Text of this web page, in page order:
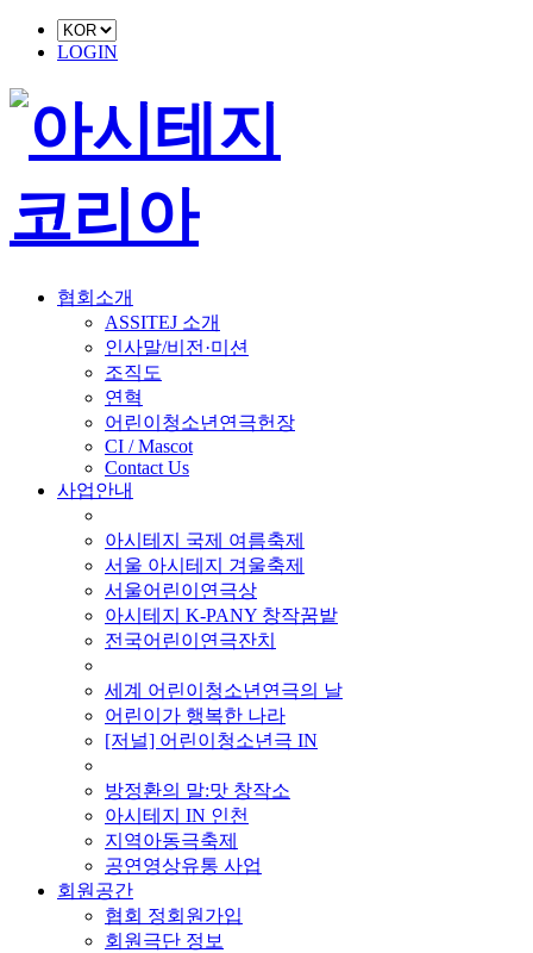
LOGIN
협회소개
ASSITEJ 소개
인사말/비전·미션
조직도
연혁
어린이청소년연극헌장
CI / Mascot
Contact Us
사업안내
아시테지 국제 여름축제
서울 아시테지 겨울축제
서울어린이연극상
아시테지 K-PANY 창작꿈밭
전국어린이연극잔치
세계 어린이청소년연극의 날
어린이가 행복한 나라
[저널] 어린이청소년극 IN
방정환의 말:맛 창작소
아시테지 IN 인천
지역아동극축제
공연영상유통 사업
회원공간
협회 정회원가입
회원극단 정보